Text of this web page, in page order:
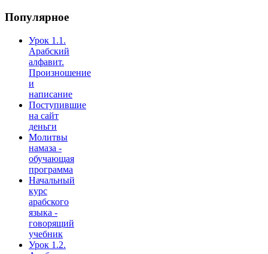
Популярное
Урок 1.1.
Арабский
алфавит.
Произношение
и
написание
Поступившие
на сайт
деньги
Молитвы
намаза -
обучающая
программа
Начальный
курс
арабского
языка -
говорящий
учебник
Урок 1.2.